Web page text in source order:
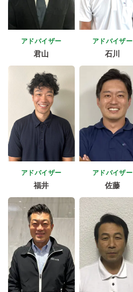
アドバイザー
君山
アドバイザー
石川
アドバイザー
福井
アドバイザー
佐藤